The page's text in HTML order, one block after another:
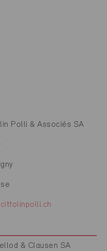
Polli & Associés SA
& Clausen SA